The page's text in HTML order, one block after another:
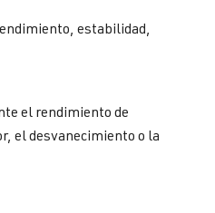
estabilidad,
el rendimiento de
el desvanecimiento o la